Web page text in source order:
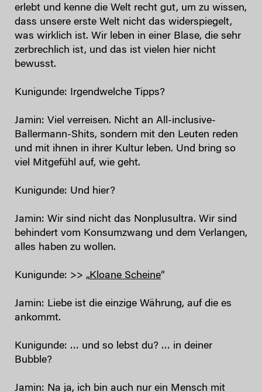
erlebt und kenne die Welt recht gut, um zu wissen,
dass unsere erste Welt nicht das widerspiegelt,
was wirklich ist. Wir leben in einer Blase, die sehr
zerbrechlich ist, und das ist vielen hier nicht
bewusst.
Kunigunde: Irgendwelche Tipps?
Jamin: Viel verreisen. Nicht an All-inclusive-
Ballermann-Shits, sondern mit den Leuten reden
und mit ihnen in ihrer Kultur leben. Und bring so
viel Mitgefühl auf, wie geht.
Kunigunde: Und hier?
Jamin: Wir sind nicht das Nonplusultra. Wir sind
behindert vom Konsumzwang und dem Verlangen,
alles haben zu wollen.
Kunigunde: >> „Kloane Scheine“
Jamin: Liebe ist die einzige Währung, auf die es
ankommt.
Kunigunde: … und so lebst du? … in deiner
Bubble?
Jamin: Na ja, ich bin auch nur ein Mensch mit